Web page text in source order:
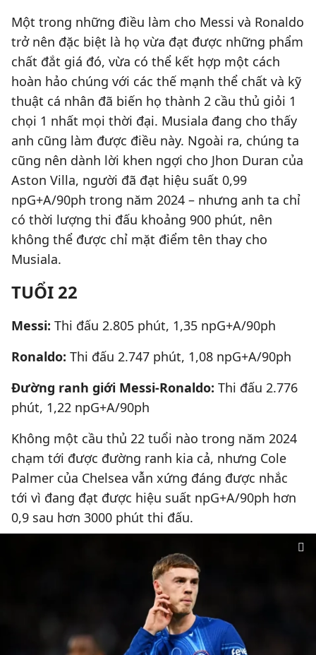
Một trong những điều làm cho Messi và Ronaldo
trở nên đặc biệt là họ vừa đạt được những phẩm
chất đắt giá đó, vừa có thể kết hợp một cách
hoàn hảo chúng với các thế mạnh thể chất và kỹ
thuật cá nhân đã biến họ thành 2 cầu thủ giỏi 1
chọi 1 nhất mọi thời đại. Musiala đang cho thấy
anh cũng làm được điều này. Ngoài ra, chúng ta
cũng nên dành lời khen ngợi cho Jhon Duran của
Aston Villa, người đã đạt hiệu suất 0,99
npG+A/90ph trong năm 2024 – nhưng anh ta chỉ
có thời lượng thi đấu khoảng 900 phút, nên
không thể được chỉ mặt điểm tên thay cho
Musiala.
TUỔI 22
Messi: Thi đấu 2.805 phút, 1,35 npG+A/90ph
Ronaldo: Thi đấu 2.747 phút, 1,08 npG+A/90ph
Đường ranh giới Messi-Ronaldo: Thi đấu 2.776
phút, 1,22 npG+A/90ph
Không một cầu thủ 22 tuổi nào trong năm 2024
chạm tới được đường ranh kia cả, nhưng Cole
Palmer của Chelsea vẫn xứng đáng được nhắc
tới vì đang đạt được hiệu suất npG+A/90ph hơn
0,9 sau hơn 3000 phút thi đấu.